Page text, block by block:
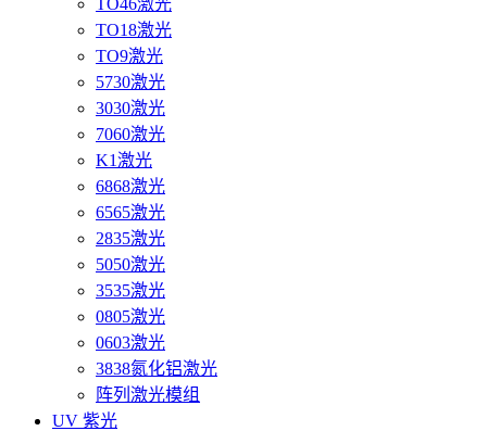
TO46激光
TO18激光
TO9激光
5730激光
3030激光
7060激光
K1激光
6868激光
6565激光
2835激光
5050激光
3535激光
0805激光
0603激光
3838氮化铝激光
阵列激光模组
UV 紫光